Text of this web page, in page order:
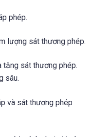
phép.
lượng sát thương phép.
tăng sát thương phép.
sâu.
và sát thương phép